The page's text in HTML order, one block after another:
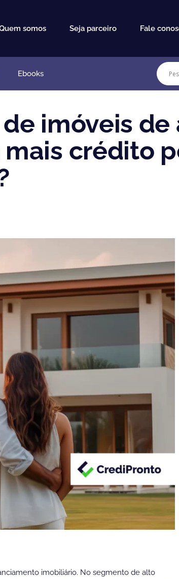
somos Seja parceiro Fale
Ebooks
imóveis de
crédito
imobiliário. No segmento de alto